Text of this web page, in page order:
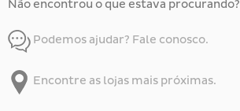
Não encontrou o que estava procurando?
Podemos ajudar? Fale conosco.
Encontre as lojas mais próximas.